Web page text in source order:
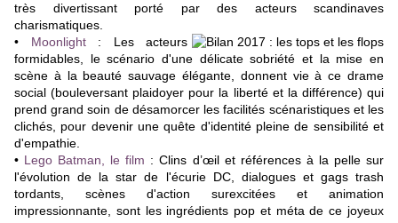
très divertissant porté par des acteurs scandinaves
charismatiques.
• Moonlight: Les acteurs
formidables, le scénario d'une délicate sobriété et la mise en
scène à la beauté sauvage élégante, donnent vie à ce drame
social (bouleversant plaidoyer pour la liberté et la différence) qui
prend grand soin de désamorcer les facilités scénaristiques et les
clichés, pour devenir une quête d'identité pleine de sensibilité et
d'empathie.
• Lego Batman, le film : Clins d’œil et références à la pelle sur
l'évolution de la star de l'écurie DC, dialogues et gags trash
tordants, scènes d'action surexcitées et animation
impressionnante, sont les ingrédients pop et méta de ce joyeux